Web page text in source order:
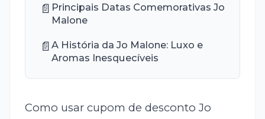
📄 Principais Datas Comemorativas Jo
Malone
📄A História da Jo Malone: Luxo e
Aromas Inesquecíveis
Como usar cupom de desconto Jo